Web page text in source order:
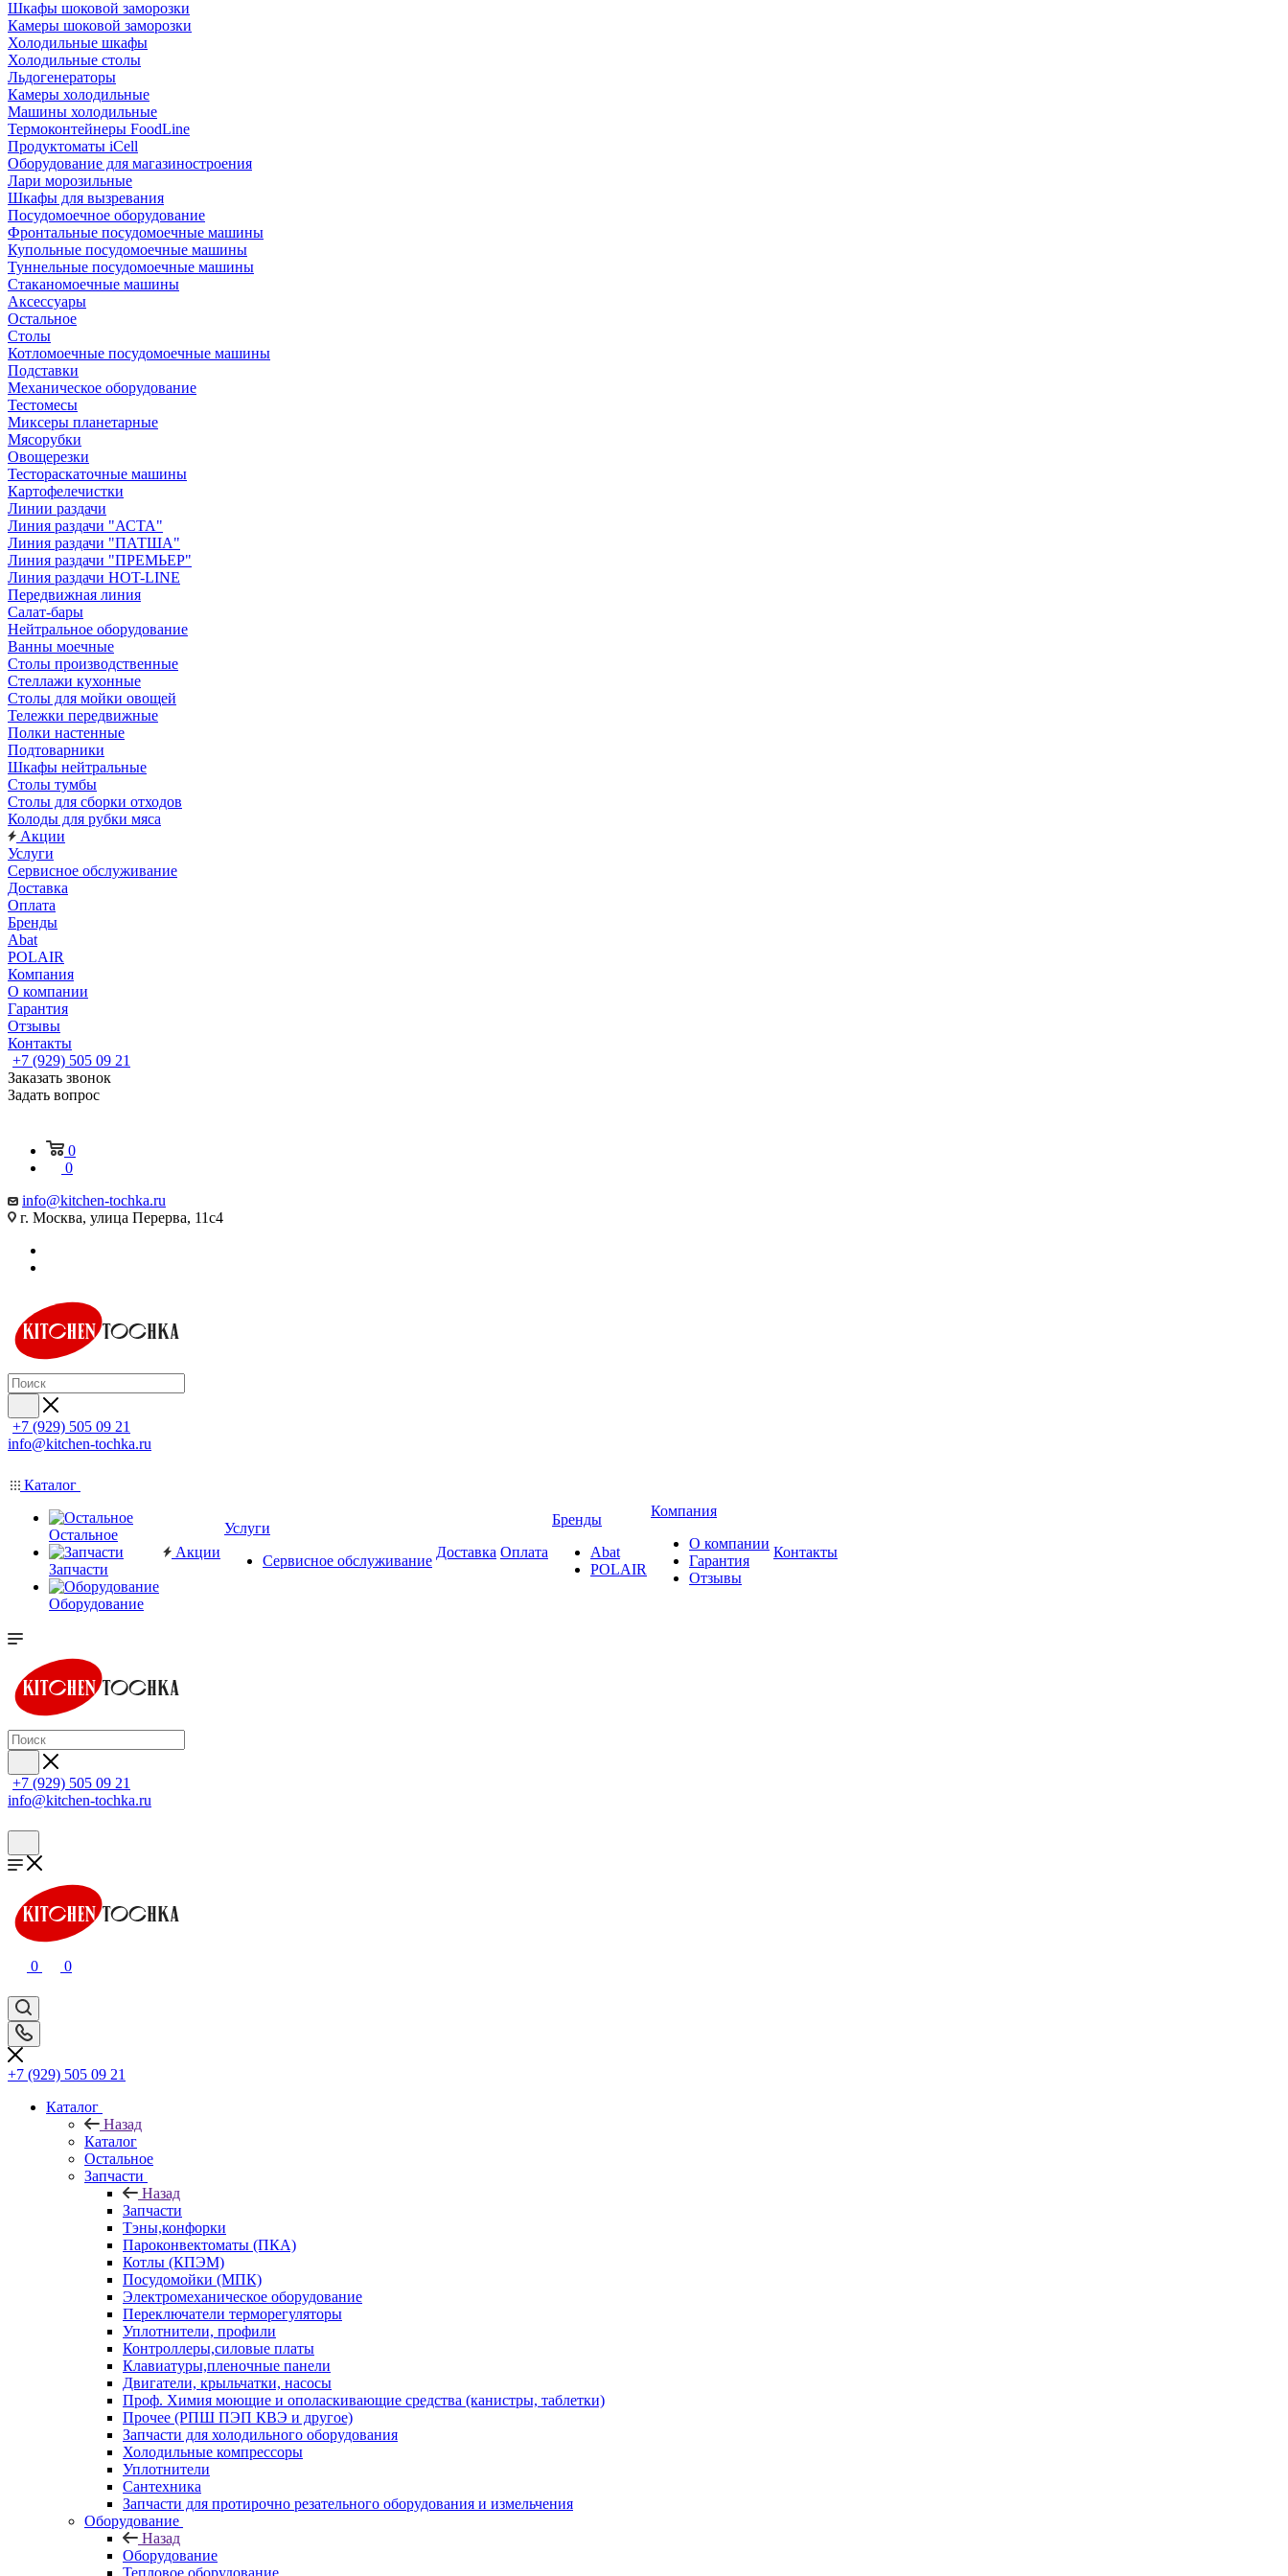
Шкафы шоковой заморозки
Камеры шоковой заморозки
Холодильные шкафы
Холодильные столы
Льдогенераторы
Камеры холодильные
Машины холодильные
Термоконтейнеры FoodLine
Продуктоматы iCell
Оборудование для магазиностроения
Лари морозильные
Шкафы для вызревания
Посудомоечное оборудование
Фронтальные посудомоечные машины
Купольные посудомоечные машины
Туннельные посудомоечные машины
Стаканомоечные машины
Аксессуары
Остальное
Столы
Котломоечные посудомоечные машины
Подставки
Механическое оборудование
Тестомесы
Миксеры планетарные
Мясорубки
Овощерезки
Тестораскаточные машины
Картофелечистки
Линии раздачи
Линия раздачи "АСТА"
Линия раздачи "ПАТША"
Линия раздачи "ПРЕМЬЕР"
Линия раздачи HOT-LINE
Передвижная линия
Салат-бары
Нейтральное оборудование
Ванны моечные
Столы производственные
Стеллажи кухонные
Столы для мойки овощей
Тележки передвижные
Полки настенные
Подтоварники
Шкафы нейтральные
Столы тумбы
Столы для сборки отходов
Колоды для рубки мяса
Акции
Услуги
Сервисное обслуживание
Доставка
Оплата
Бренды
Abat
POLAIR
Компания
О компании
Гарантия
Отзывы
Контакты
+7 (929) 505 09 21
Заказать звонок
Задать вопрос
0
0
info@kitchen-tochka.ru
г. Москва, улица Перерва, 11с4
+7 (929) 505 09 21
info@kitchen-tochka.ru
Каталог
Остальное
Запчасти
Оборудование
Акции
Услуги
Сервисное обслуживание
Доставка Оплата
Бренды
Abat
POLAIR
Компания
О компании
Гарантия
Отзывы
Контакты
+7 (929) 505 09 21
info@kitchen-tochka.ru
0 0
+7 (929) 505 09 21
Каталог
Назад
Каталог
Остальное
Запчасти
Назад
Запчасти
Тэны,конфорки
Пароконвектоматы (ПКА)
Котлы (КПЭМ)
Посудомойки (МПК)
Электромеханическое оборудование
Переключатели терморегуляторы
Уплотнители, профили
Контроллеры,силовые платы
Клавиатуры,пленочные панели
Двигатели, крыльчатки, насосы
Проф. Химия моющие и ополаскивающие средства (канистры, таблетки)
Прочее (РПШ ПЭП КВЭ и другое)
Запчасти для холодильного оборудования
Холодильные компрессоры
Уплотнители
Сантехника
Запчасти для протирочно резательного оборудования и измельчения
Оборудование
Назад
Оборудование
Тепловое оборудование